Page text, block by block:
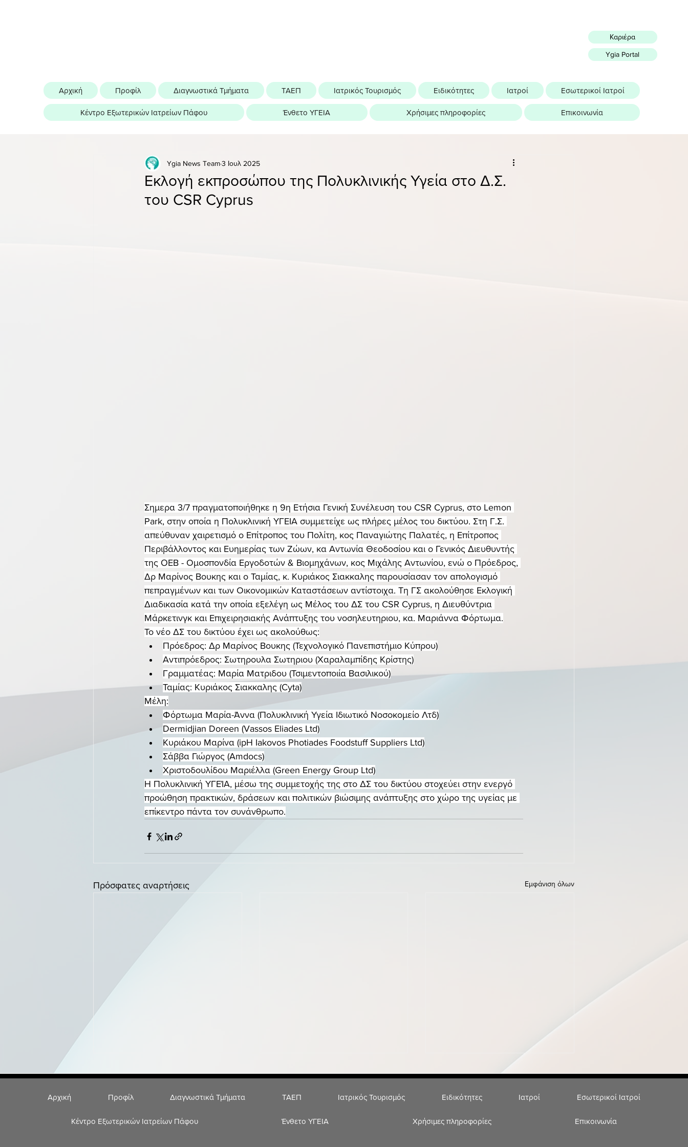
Καριέρα
Ygia Portal
Αρχική Προφίλ Διαγνωστικά Τμήματα ΤΑΕΠ Ιατρικός Τουρισμός Ειδικότητες Ιατροί Εσωτερικοί Ιατροί
Κέντρο Εξωτερικών Ιατρείων Πάφου Ένθετο ΥΓΕΙΑ Χρήσιμες πληροφορίες Επικοινωνία
Εκλογή εκπροσώπου της Πολυκλινικής Υγεία στο Δ.Σ.
του CSR Cyprus
Ygia News Team3 Ιουλ 2025
Σημερα 3/7 πραγματοποιήθηκε η 9η Ετήσια Γενική Συνέλευση του CSR Cyprus, στο Lemon
Park, στην οποία η Πολυκλινική ΥΓΕΙΑ συμμετείχε ως πλήρες μέλος του δικτύου. Στη Γ.Σ.
απεύθυναν χαιρετισμό ο Επίτροπος του Πολίτη, κος Παναγιώτης Παλατές, η Επίτροπος
Περιβάλλοντος και Ευημερίας των Ζώων, κα Αντωνία Θεοδοσίου και ο Γενικός Διευθυντής
της OEB - Ομοσπονδία Εργοδοτών & Βιομηχάνων, κος Μιχάλης Αντωνίου, ενώ ο Πρόεδρος,
Δρ Μαρίνος Βουκης και ο Ταμίας, κ. Κυριάκος Σιακκαλης παρουσίασαν τον απολογισμό
πεπραγμένων και των Οικονομικών Καταστάσεων αντίστοιχα. Τη ΓΣ ακολούθησε Εκλογική
Διαδικασία κατά την οποία εξελέγη ως Μέλος του ΔΣ του CSR Cyprus, η Διευθύντρια
Μάρκετινγκ και Επιχειρησιακής Ανάπτυξης του νοσηλευτηριου, κα. Μαριάννα Φόρτωμα.
Το νέο ΔΣ του δικτύου έχει ως ακολούθως:
Πρόεδρος: Δρ Μαρίνος Βουκης (Τεχνολογικό Πανεπιστήμιο Κύπρου)
Αντιπρόεδρος: Σωτηρουλα Σωτηριου (Χαραλαμπίδης Κρίστης)
Γραμματέας: Μαρία Ματριδου (Τσιμεντοποιία Βασιλικού)
Ταμίας: Κυριάκος Σιακκαλης (Cyta)
Mέλη:
Φόρτωμα Μαρία-Άννα (Πολυκλινική Υγεία Ιδιωτικό Νοσοκομείο Λτδ)
Dermidjian Doreen (Vassos Eliades Ltd)
Kυριάκου Μαρίνα (ipH Iakovos Photiades Foodstuff Suppliers Ltd)
Σάββα Γιώργος (Amdocs)
Χριστοδουλίδου Μαριέλλα (Green Energy Group Ltd)
Η Πολυκλινική ΥΓΕΊΑ, μέσω της συμμετοχής της στο ΔΣ του δικτύου στοχεύει στην ενεργό
προώθηση πρακτικών, δράσεων και πολιτικών βιώσιμης ανάπτυξης στο χώρο της υγείας με
επίκεντρο πάντα τον συνάνθρωπο.
Πρόσφατες αναρτήσεις Εμφάνιση όλων
Αρχική Προφίλ Διαγνωστικά Τμήματα ΤΑΕΠ Ιατρικός Τουρισμός Ειδικότητες Ιατροί Εσωτερικοί Ιατροί
Κέντρο Εξωτερικών Ιατρείων Πάφου Ένθετο ΥΓΕΙΑ Χρήσιμες πληροφορίες Επικοινωνία